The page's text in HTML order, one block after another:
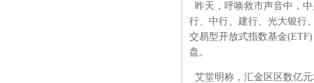
昨天，呼唤救市声音中，
行、中行、建行、光大银行
交易型开放式指数基金
盘。
艾堂明称，汇金区区数亿